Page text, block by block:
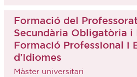
Formació del
Secundària Obligatòria i
Formació Professional i
d’Idiomes
Màster universitari